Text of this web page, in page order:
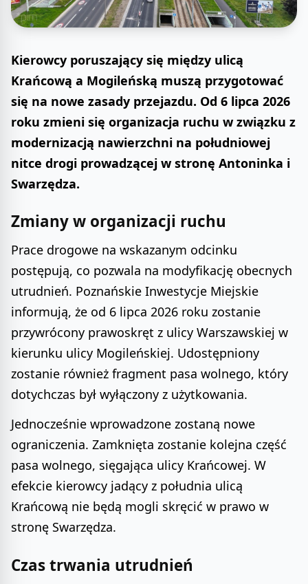
Kierowcy poruszający się między ulicą
Krańcową a Mogileńską muszą przygotować
się na nowe zasady przejazdu. Od 6 lipca 2026
roku zmieni się organizacja ruchu w związku z
modernizacją nawierzchni na południowej
nitce drogi prowadzącej w stronę Antoninka i
Swarzędza.
Zmiany w organizacji ruchu
Prace drogowe na wskazanym odcinku
postępują, co pozwala na modyfikację obecnych
utrudnień. Poznańskie Inwestycje Miejskie
informują, że od 6 lipca 2026 roku zostanie
przywrócony prawoskręt z ulicy Warszawskiej w
kierunku ulicy Mogileńskiej. Udostępniony
zostanie również fragment pasa wolnego, który
dotychczas był wyłączony z użytkowania.
Jednocześnie wprowadzone zostaną nowe
ograniczenia. Zamknięta zostanie kolejna część
pasa wolnego, sięgająca ulicy Krańcowej. W
efekcie kierowcy jadący z południa ulicą
Krańcową nie będą mogli skręcić w prawo w
stronę Swarzędza.
Czas trwania utrudnień